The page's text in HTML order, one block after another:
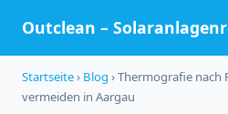
Outclean –
Startseite› Blog › Thermografie
vermeiden in Aargau